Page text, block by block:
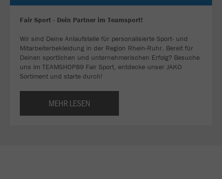
Fair Sport - Dein Partner im Teamsport!
Wir sind Deine Anlaufstelle für personalisierte Sport- und
Mitarbeiterbekleidung in der Region Rhein-Ruhr. Bereit für
Deinen sportlichen und unternehmerischen Erfolg? Besuche
uns im TEAMSHOP89 Fair Sport, entdecke unser JAKO
Sortiment und starte durch!
MEHR LESEN